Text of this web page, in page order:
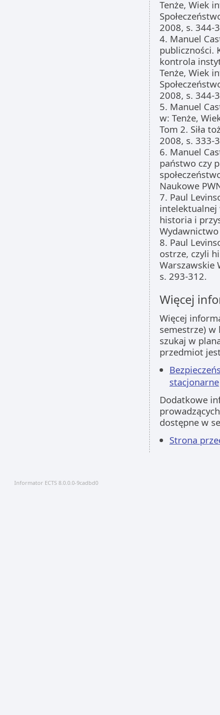
Tenże, Wiek
2008, s. 344-
4. Manuel
publiczności.
kontrola
Tenże, Wiek
2008, s. 344-
5. Manuel
w: Tenże,
Tom 2. Siła
2008, s. 333-
6. Manuel
państwo czy
Naukowe
7. Paul
intelektualnej
historia i
8. Paul
ostrze, czyli
Warszawskie
s. 293-312.
Więcej
Więcej
semestrze)
szukaj w
przedmiot
stacjonarne
Dodatkowe
dostępne w
Strona
Informator ECTS 8.0.0.0-9cadbd0